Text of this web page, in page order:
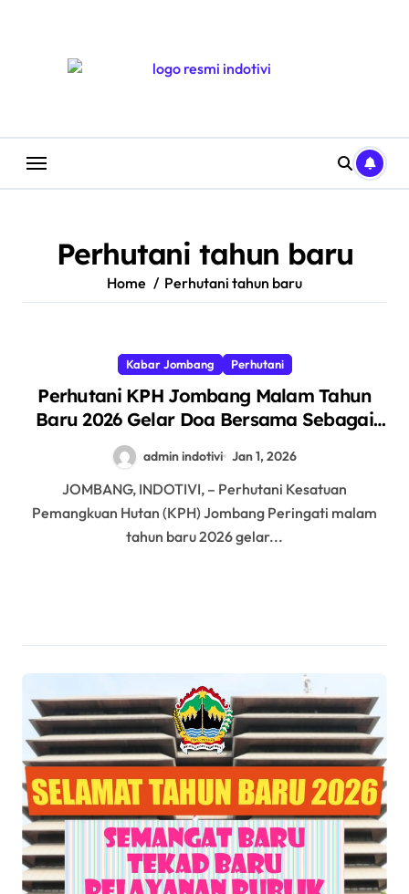
Perhutani tahun baru
Home Perhutani tahun baru
Kabar Jombang Perhutani
Perhutani KPH Jombang Malam Tahun
Baru 2026 Gelar Doa Bersama Sebagai
Refleksi Pencapaian 2025 Dan Resolusi
2026
admin indotivi Jan 1, 2026
JOMBANG, INDOTIVI, – Perhutani Kesatuan
Pemangkuan Hutan (KPH) Jombang Peringati malam
tahun baru 2026 gelar...